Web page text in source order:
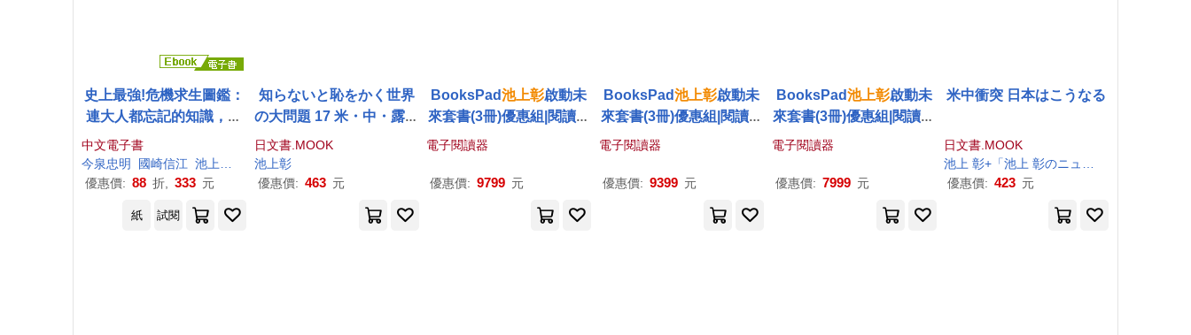
史上最強!危機求生圖鑑：
連大人都忘記的知識，是
該重新認識的時候! (電子
書)
中文電子書
今泉忠明
國崎信江 池上 瀧乃美和子
優惠價: 88 折, 333 元
知らないと恥をかく世界
の大問題 17 米・中・露、
三極構造の時代
日文書.MOOK
池上彰
優惠價: 463 元
BooksPad池上彰啟動未
來套書(3冊)優惠組|閱讀器
+電子套書+保護殼+白筆
電子閱讀器
優惠價: 9799 元
BooksPad池上彰啟動未
來套書(3冊)優惠組|閱讀器
+電子套書+保護殼+黑筆
電子閱讀器
優惠價: 9399 元
BooksPad池上彰啟動未
來套書(3冊)優惠組|閱讀器
+電子套書
電子閱讀器
優惠價: 7999 元
米中衝突 日本はこうなる
日文書.MOOK
池上 彰+「池上 彰のニュースそうだったのか!!」スタッフ
優惠價: 423 元
紙 試閱